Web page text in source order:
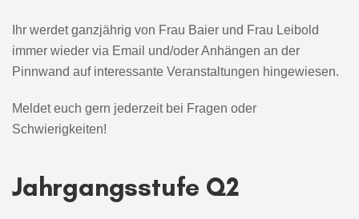
Ihr werdet ganzjährig von Frau Baier und Frau Leibold
immer wieder via Email und/oder Anhängen an der
Pinnwand auf interessante Veranstaltungen hingewiesen.
Meldet euch gern jederzeit bei Fragen oder
Schwierigkeiten!
Jahrgangsstufe Q2